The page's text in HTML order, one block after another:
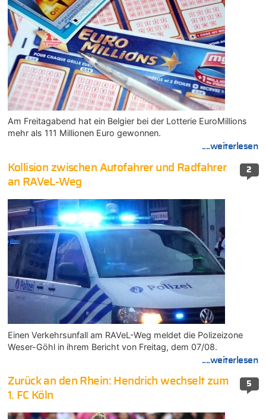
Am Freitagabend hat ein Belgier bei der Lotterie EuroMillions
mehr als 111 Millionen Euro gewonnen.
....weiterlesen
2
Kollision zwischen Autofahrer und Radfahrer
an RAVeL-Weg
Einen Verkehrsunfall am RAVeL-Weg meldet die Polizeizone
Weser-Göhl in ihrem Bericht von Freitag, dem 07/08.
....weiterlesen
5
Zurück an den Rhein: Hendrich wechselt zum
1. FC Köln